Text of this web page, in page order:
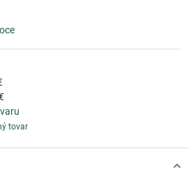
tovar